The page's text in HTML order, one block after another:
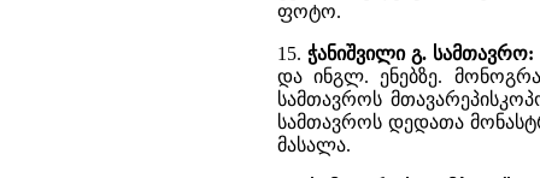
ფოტო.
15. ჭანიშვილი გ.
და ინგლ. ენებზე.
სამთავროს
სამთავროს დედათა
მასალა.